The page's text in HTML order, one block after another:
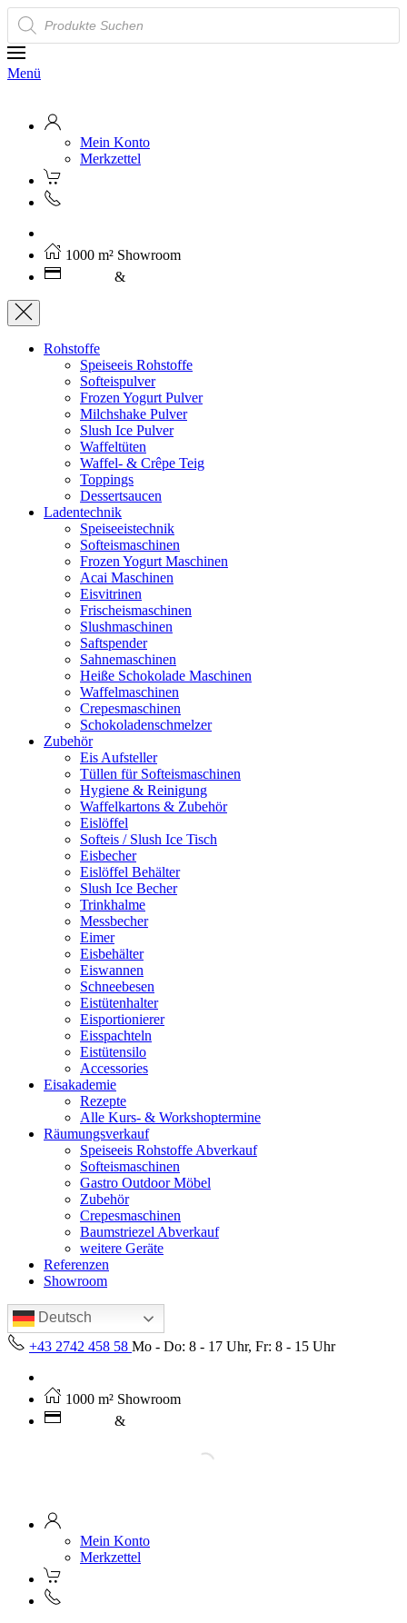
Products
search
Menü
Mein Konto
Merkzettel
1000 m² Showroom
&
Rohstoffe
Speiseeis Rohstoffe
Softeispulver
Frozen Yogurt Pulver
Milchshake Pulver
Slush Ice Pulver
Waffeltüten
Waffel- & Crêpe Teig
Toppings
Dessertsaucen
Ladentechnik
Speiseeistechnik
Softeismaschinen
Frozen Yogurt Maschinen
Acai Maschinen
Eisvitrinen
Frischeismaschinen
Slushmaschinen
Saftspender
Sahnemaschinen
Heiße Schokolade Maschinen
Waffelmaschinen
Crepesmaschinen
Schokoladenschmelzer
Zubehör
Eis Aufsteller
Tüllen für Softeismaschinen
Hygiene & Reinigung
Waffelkartons & Zubehör
Eislöffel
Softeis / Slush Ice Tisch
Eisbecher
Eislöffel Behälter
Slush Ice Becher
Trinkhalme
Messbecher
Eimer
Eisbehälter
Eiswannen
Schneebesen
Eistütenhalter
Eisportionierer
Eisspachteln
Eistütensilo
Accessories
Eisakademie
Rezepte
Alle Kurs- & Workshoptermine
Räumungsverkauf
Speiseeis Rohstoffe Abverkauf
Softeismaschinen
Gastro Outdoor Möbel
Zubehör
Crepesmaschinen
Baumstriezel Abverkauf
weitere Geräte
Referenzen
Showroom
Deutsch
+43 2742 458 58 Mo - Do: 8 - 17 Uhr, Fr: 8 - 15 Uhr
1000 m² Showroom
&
Mein Konto
Merkzettel